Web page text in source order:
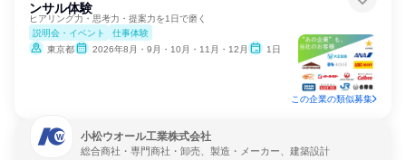
ンサル体験
ヒアリング力・思考力・提案力を1日で磨く
説明会・イベント
仕事体験
東京都
2026年8月・9月・10月・11月・12月 1日
この企業の類似募集
小松ウオール工業株式会社
総合商社・専門商社・卸売、製造・メーカー、建築設計